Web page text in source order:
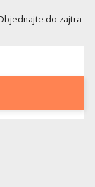
do zajtra